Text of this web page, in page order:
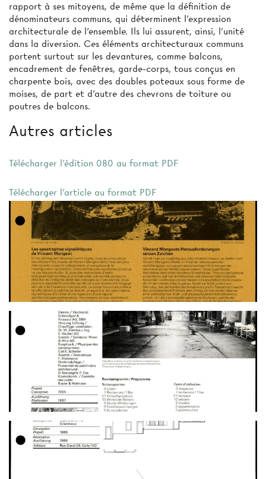
rapport à ses mitoyens, de même que la définition de
dénominateurs communs, qui déterminent l'expression
architecturale de l'ensemble. Ils lui assurent, ainsi, l'unité
dans la diversion. Ces éléments architecturaux communs
portent surtout sur les devantures, comme balcons,
encadrement de fenêtres, garde-corps, tous conçus en
charpente bois, avec des doubles poteaux sous forme de
moises, de part et d'autre des chevrons de toiture ou
poutres de balcons.
Autres articles
Télécharger l'édition 080 au format PDF
Télécharger l'article au format PDF